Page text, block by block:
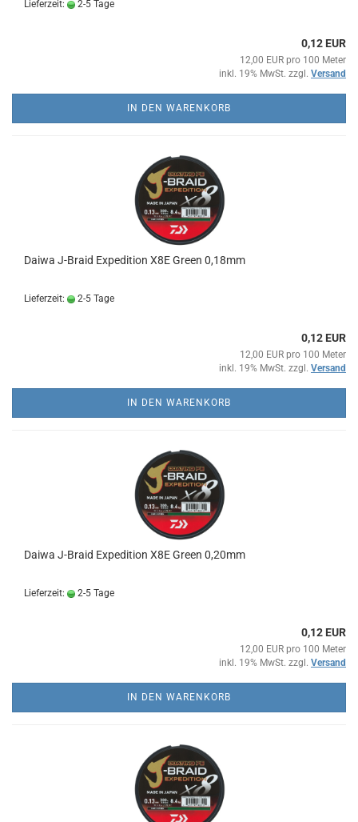
Lieferzeit: 2-5 Tage
0,12 EUR
12,00 EUR pro 100 Meter
inkl. 19% MwSt. zzgl. Versand
IN DEN WARENKORB
Daiwa J-Braid Expedition X8E Green 0,18mm
Lieferzeit: 2-5 Tage
0,12 EUR
12,00 EUR pro 100 Meter
inkl. 19% MwSt. zzgl. Versand
IN DEN WARENKORB
Daiwa J-Braid Expedition X8E Green 0,20mm
Lieferzeit: 2-5 Tage
0,12 EUR
12,00 EUR pro 100 Meter
inkl. 19% MwSt. zzgl. Versand
IN DEN WARENKORB